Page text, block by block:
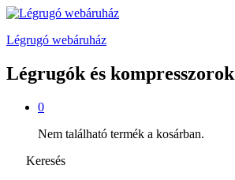
Légrugó webáruház
Légrugók és kompresszorok
0
Nem található termék a kosárban.
Keresés